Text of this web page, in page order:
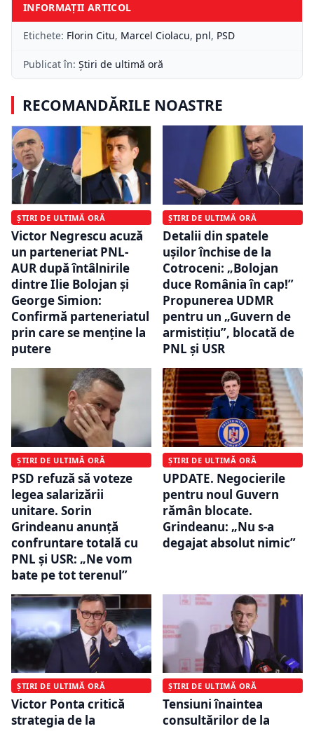
INFORMAȚII ARTICOL
Etichete: Florin Citu, Marcel Ciolacu, pnl, PSD
Publicat în: Știri de ultimă oră
RECOMANDĂRILE NOASTRE
ȘTIRI DE ULTIMĂ ORĂ
Victor Negrescu acuză
un parteneriat PNL-
AUR după întâlnirile
dintre Ilie Bolojan și
George Simion:
Confirmă parteneriatul
prin care se menține la
putere
ȘTIRI DE ULTIMĂ ORĂ
Detalii din spatele
ușilor închise de la
Cotroceni: „Bolojan
duce România în cap!”
Propunerea UDMR
pentru un „Guvern de
armistițiu”, blocată de
PNL și USR
ȘTIRI DE ULTIMĂ ORĂ
PSD refuză să voteze
legea salarizării
unitare. Sorin
Grindeanu anunță
confruntare totală cu
PNL și USR: „Ne vom
bate pe tot terenul”
ȘTIRI DE ULTIMĂ ORĂ
UPDATE. Negocierile
pentru noul Guvern
rămân blocate.
Grindeanu: „Nu s-a
degajat absolut nimic”
ȘTIRI DE ULTIMĂ ORĂ
Victor Ponta critică
strategia de la
ȘTIRI DE ULTIMĂ ORĂ
Tensiuni înaintea
consultărilor de la